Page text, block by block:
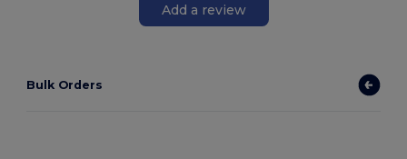
Add a review
Bulk Orders